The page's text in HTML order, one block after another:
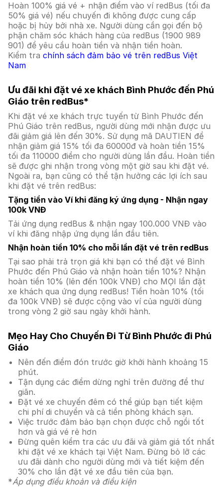
Hoàn 100% giá vé + nhận điểm vào ví redBus (tối đa
50% giá vé) nếu chuyến đi không được cung cấp
hoặc bị hủy bởi nhà xe. Người dùng cần gọi đến bộ
phận chăm sóc khách hàng của redBus (1900 989
901) để yêu cầu hoàn tiền và nhận tiền hoàn.
Kiểm tra chính sách đảm bảo vé trên redBus Việt
Nam
Ưu đãi khi đặt vé xe khách Bình Phước đến Phú
Giáo trên redBus*
Khi đặt vé xe khách trực tuyến từ Bình Phước đến
Phú Giáo trên redBus, người dùng mới nhận được ưu
đãi giảm giá lên đến 30%. Sử dụng mã DAUTIEN để
nhận giảm giá 15% tối đa 60000đ và hoàn tiền 15%
tối đa 110000 điểm cho người dùng lần đầu. Hoàn tiền
sẽ được ghi nhận trong vòng một giờ sau khi đặt vé.
Ngoài ra, bạn cũng có thể tận hưởng các lợi ích sau
khi đặt vé trên redBus:
Tặng tiền vào Ví khi đăng ký ứng dụng - Nhận ngay
100k VNĐ
Tải ứng dụng redBus & nhận ngay 100.000 VNĐ vào
ví khi đăng nhập ứng dụng lần đầu tiên.
Nhận hoàn tiền 10% cho mỗi lần đặt vé trên redBus
Tại sao phải trả trọn giá khi bạn có thể đặt vé Bình
Phước đến Phú Giáo và nhận hoàn tiền 10%? Nhận
hoàn tiền 10% (lên đến 100k VNĐ) cho MỌI lần đặt
xe khách qua ứng dụng redBus! Tiền hoàn 10% (tối
đa 100k VNĐ) sẽ được cộng vào ví của người dùng
trong vòng 2 giờ sau ngày khởi hành.
Mẹo Hay Cho Chuyến Đi Từ Bình Phước đi Phú
Giáo
Nên đến điểm đón trước giờ khởi hành khoảng 15
phút.
Tận dụng các điểm dừng nghỉ trên đường để thư
giãn.
Đặt vé xe chuyến đêm có thể giúp bạn tiết kiệm
chi phí di chuyển và cả tiền phòng khách sạn.
Việc trước đảm bảo bạn chọn được chỗ ngồi tốt
hơn và giá vé rẻ hơn
Đừng quên kiểm tra các ưu đãi và giảm giá tốt nhất
khi đặt vé xe khách tại Việt Nam. Đừng bỏ lỡ các
ưu đãi dành cho người dùng mới và tiết kiệm đến
30% cho lần đặt vé xe đầu tiên của bạn.
*Áp dụng điều khoản và điều kiện